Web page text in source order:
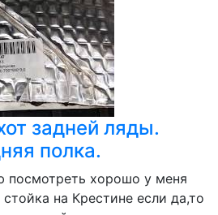
задней ляды.
полка.
посмотреть хорошо у меня
стойка на Крестине если да,то